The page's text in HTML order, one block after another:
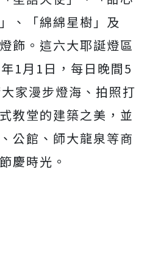
、「綿綿星樹」及
飾。這六大耶誕燈區
1月1日，每日晚間5
家漫步燈海、拍照打
教堂的建築之美，並
公館、師大龍泉等商
慶時光。